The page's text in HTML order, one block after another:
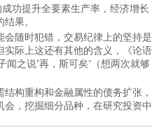
功提升全要素生产率，经济增长
果。
随时犯错，交易纪律上的坚持是
际上这还有其他的含义，《论语
闻之说“再，斯可矣”（想两次就够
构重构和金融属性的债务扩张，
，挖掘细分品种，在研究投资中